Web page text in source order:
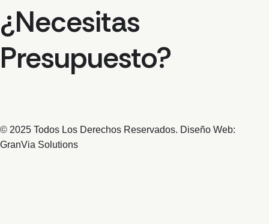
¿Necesitas
Presupuesto?
© 2025 Todos Los Derechos Reservados. Diseño Web:
GranVia Solutions